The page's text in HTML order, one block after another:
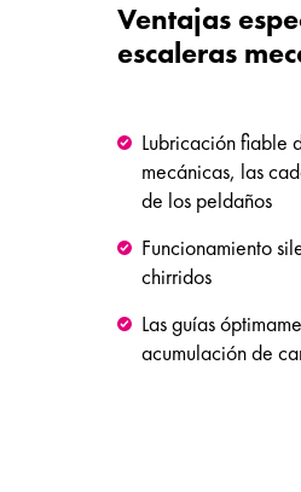
Ventajas
escaleras
Lubricación fiable
mecánicas, las
de los peldaños
Funcionamiento
chirridos
Las guías
acumulación de